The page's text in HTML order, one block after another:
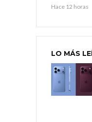
Hace 12 horas
LO MÁS